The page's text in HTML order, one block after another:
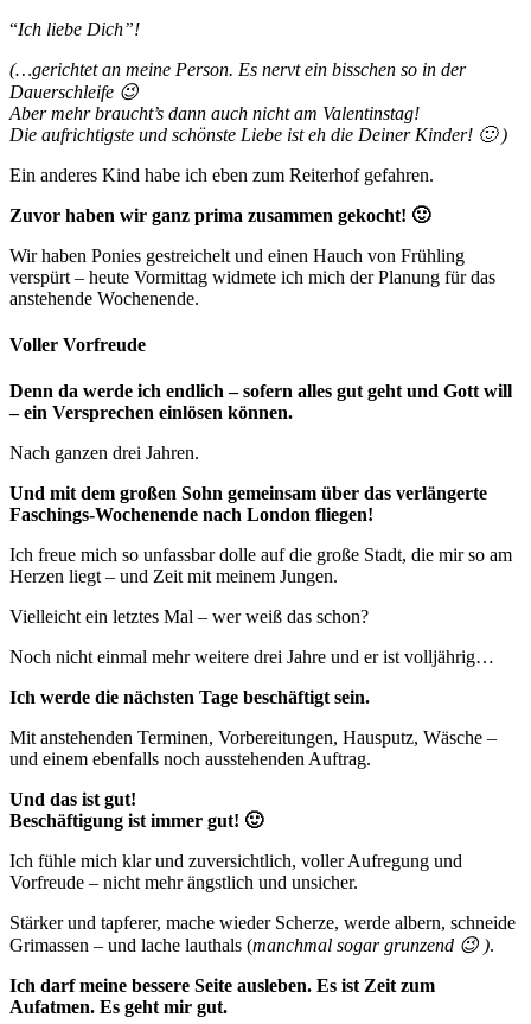
“Ich liebe Dich”!
(…gerichtet an meine Person. Es nervt ein bisschen so in der
Dauerschleife 😉
Aber mehr braucht’s dann auch nicht am Valentinstag!
Die aufrichtigste und schönste Liebe ist eh die Deiner Kinder! 🙂 )
Ein anderes Kind habe ich eben zum Reiterhof gefahren.
Zuvor haben wir ganz prima zusammen gekocht! 🙂
Wir haben Ponies gestreichelt und einen Hauch von Frühling
verspürt – heute Vormittag widmete ich mich der Planung für das
anstehende Wochenende.
Voller Vorfreude
Denn da werde ich endlich – sofern alles gut geht und Gott will
– ein Versprechen einlösen können.
Nach ganzen drei Jahren.
Und mit dem großen Sohn gemeinsam über das verlängerte
Faschings-Wochenende nach London fliegen!
Ich freue mich so unfassbar dolle auf die große Stadt, die mir so am
Herzen liegt – und Zeit mit meinem Jungen.
Vielleicht ein letztes Mal – wer weiß das schon?
Noch nicht einmal mehr weitere drei Jahre und er ist volljährig…
Ich werde die nächsten Tage beschäftigt sein.
Mit anstehenden Terminen, Vorbereitungen, Hausputz, Wäsche –
und einem ebenfalls noch ausstehenden Auftrag.
Und das ist gut!
Beschäftigung ist immer gut! 🙂
Ich fühle mich klar und zuversichtlich, voller Aufregung und
Vorfreude – nicht mehr ängstlich und unsicher.
Stärker und tapferer, mache wieder Scherze, werde albern, schneide
Grimassen – und lache lauthals (manchmal sogar grunzend 😉 ).
Ich darf meine bessere Seite ausleben. Es ist Zeit zum
Aufatmen. Es geht mir gut.